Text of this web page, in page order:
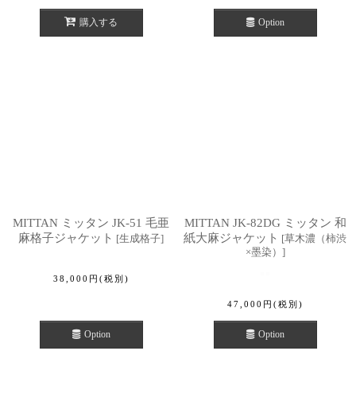
購入する Option
MITTAN ミッタン JK-51 毛亜
麻格子ジャケット [生成格子]
38,000 円 (税別)
Option
MITTAN JK-82DG ミッタン 和
紙大麻ジャケット [草木濃（柿渋
×墨染） ]
47,000 円 (税別)
Option